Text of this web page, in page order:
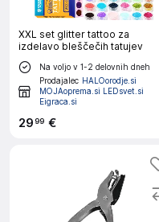
XXL set glitter tattoo za
izdelavo bleščečih tatujev
Na voljo v 1-2 delovnih dneh
Prodajalec HALOorodje.si
MOJAoprema.si LEDsvet.si
Eigraca.si
2999 €